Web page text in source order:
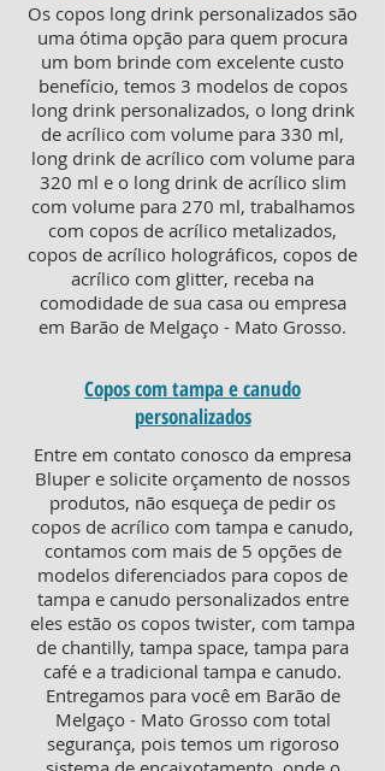
Os copos long drink personalizados são
uma ótima opção para quem procura
um bom brinde com excelente custo
benefício, temos 3 modelos de copos
long drink personalizados, o long drink
de acrílico com volume para 330 ml,
long drink de acrílico com volume para
320 ml e o long drink de acrílico slim
com volume para 270 ml, trabalhamos
com copos de acrílico metalizados,
copos de acrílico holográficos, copos de
acrílico com glitter, receba na
comodidade de sua casa ou empresa
em Barão de Melgaço - Mato Grosso.
Copos com tampa e canudo
personalizados
Entre em contato conosco da empresa
Bluper e solicite orçamento de nossos
produtos, não esqueça de pedir os
copos de acrílico com tampa e canudo,
contamos com mais de 5 opções de
modelos diferenciados para copos de
tampa e canudo personalizados entre
eles estão os copos twister, com tampa
de chantilly, tampa space, tampa para
café e a tradicional tampa e canudo.
Entregamos para você em Barão de
Melgaço - Mato Grosso com total
segurança, pois temos um rigoroso